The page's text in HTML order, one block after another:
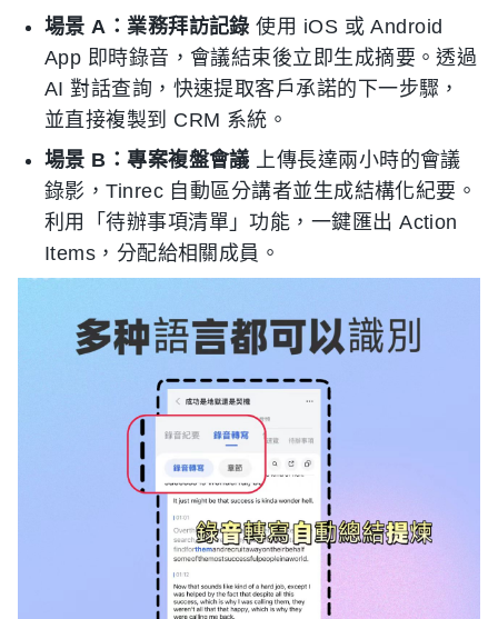
場景 A：業務拜訪記錄 使用 iOS 或 Android
App 即時錄音，會議結束後立即生成摘要。透過
AI 對話查詢，快速提取客戶承諾的下一步驟，
並直接複製到 CRM 系統。
場景 B：專案複盤會議 上傳長達兩小時的會議
錄影，Tinrec 自動區分講者並生成結構化紀要。
利用「待辦事項清單」功能，一鍵匯出 Action
Items，分配給相關成員。